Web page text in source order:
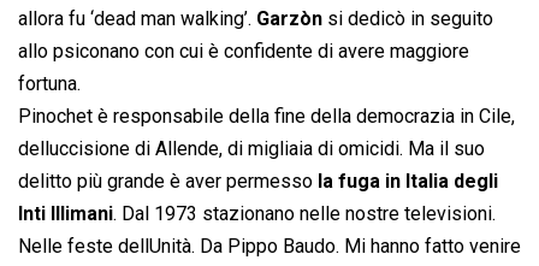
allora fu ‘dead man walking’. Garzòn si dedicò in seguito
allo psiconano con cui è confidente di avere maggiore
fortuna.
Pinochet è responsabile della fine della democrazia in Cile,
delluccisione di Allende, di migliaia di omicidi. Ma il suo
delitto più grande è aver permesso la fuga in Italia degli
Inti Illimani. Dal 1973 stazionano nelle nostre televisioni.
Nelle feste dellUnità. Da Pippo Baudo. Mi hanno fatto venire